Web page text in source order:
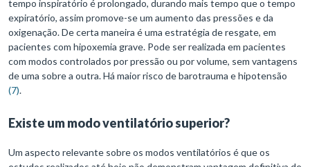
tempo inspiratório é prolongado, durando mais tempo que o tempo
expiratório, assim promove-se um aumento das pressões e da
oxigenação. De certa maneira é uma estratégia de resgate, em
pacientes com hipoxemia grave. Pode ser realizada em pacientes
com modos controlados por pressão ou por volume, sem vantagens
de uma sobre a outra. Há maior risco de barotrauma e hipotensão
(7).
Existe um modo ventilatório superior?
Um aspecto relevante sobre os modos ventilatórios é que os